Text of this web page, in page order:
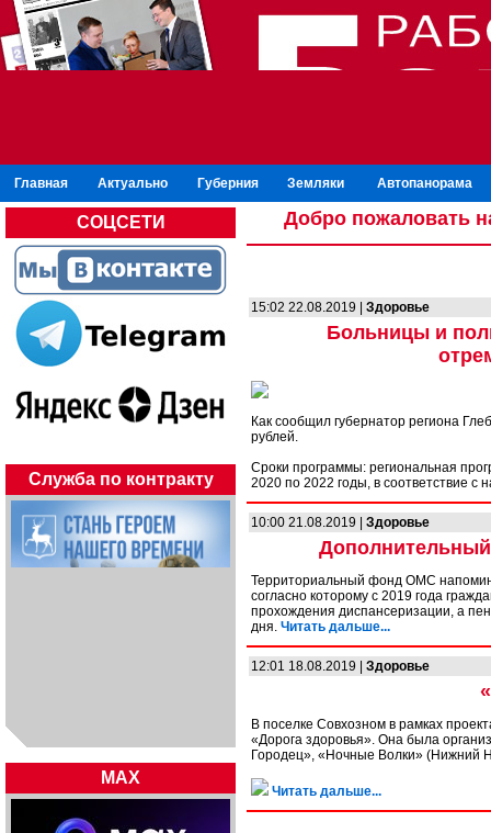
Главная Актуально Губерния Земляки Автопанорама
СОЦСЕТИ
Служба по контракту
MAX
Добро пожаловать
15:02 22.08.2019 | Здоровье
Больницы и
Как сообщил губернатор региона
рублей.
Сроки программы: региональная
2020 по 2022 годы, в соответствие с
10:00 21.08.2019 | Здоровье
Территориальный фонд ОМС
согласно которому с 2019 года
прохождения диспансеризации, а
дня. Читать дальше...
12:01 18.08.2019 | Здоровье
В поселке Совхозном в рамках
«Дорога здоровья». Она была
Городец», «Ночные Волки» (Нижний
Читать дальше...